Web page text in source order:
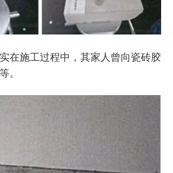
在施工过程中，其家人曾向瓷砖胶
。